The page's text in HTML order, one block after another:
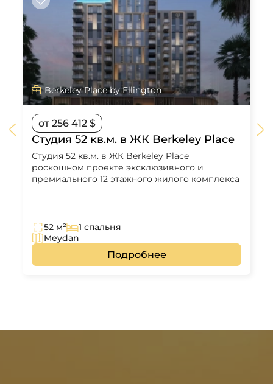
Berkeley Place by Ellington
от 256 412 $
Студия 52 кв.м. в ЖК Berkeley Place
Студия 52 кв.м. в ЖК Berkeley Place
роскошном проекте эксклюзивного и
премиального 12 этажного жилого комплекса
52 м²
1 спальня
Meydan
Подробнее